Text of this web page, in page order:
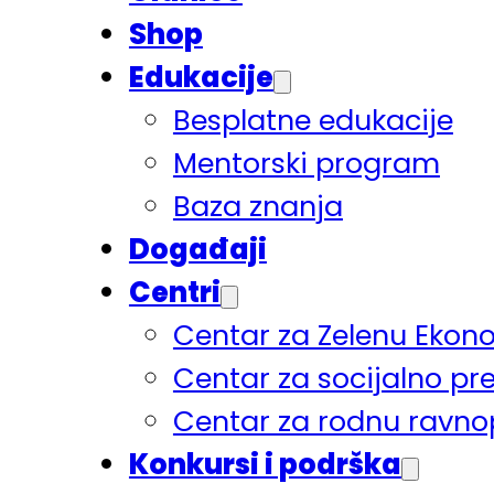
Shop
Edukacije
Besplatne edukacije
Mentorski program
Baza znanja
Događaji
Centri
Centar za Zelenu
Centar za socijalno
Centar za rodnu
Konkursi i podrška